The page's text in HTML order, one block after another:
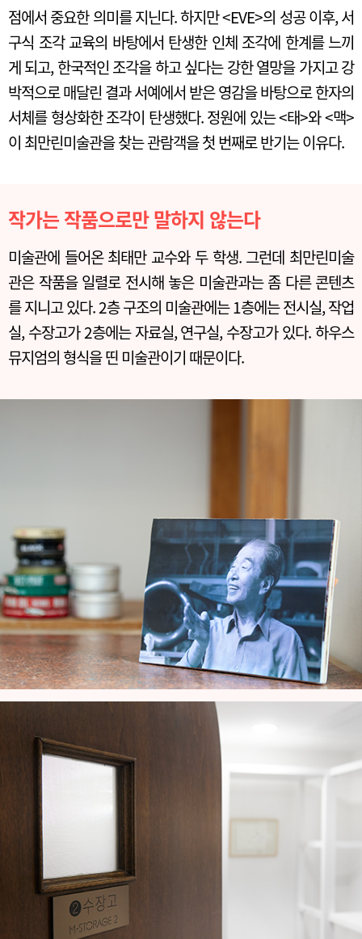
점에서 중요한 의미를 지닌다. 하지만 <EVE>의 성공 이후, 서
구식 조각 교육의 바탕에서 탄생한 인체 조각에 한계를 느끼
게 되고, 한국적인 조각을 하고 싶다는 강한 열망을 가지고 강
박적으로 매달린 결과 서예에서 받은 영감을 바탕으로 한자의
서체를 형상화한 조각이 탄생했다. 정원에 있는 <태>와 <맥>
이 최만린미술관을 찾는 관람객을 첫 번째로 반기는 이유다.
작가는 작품으로만 말하지 않는다
미술관에 들어온 최태만 교수와 두 학생. 그런데 최만린미술
관은 작품을 일렬로 전시해 놓은 미술관과는 좀 다른 콘텐츠
를 지니고 있다. 2층 구조의 미술관에는 1층에는 전시실, 작업
실, 수장고가 2층에는 자료실, 연구실, 수장고가 있다. 하우스
뮤지엄의 형식을 띤 미술관이기 때문이다.